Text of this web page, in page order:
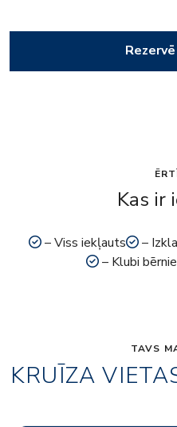
Kas ir
– Viss iekļauts –
– Klubi
TAVS
KRUĪZA